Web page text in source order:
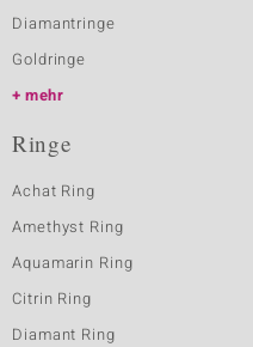
Diamantringe
Goldringe
mehr
Ringe
Achat Ring
Amethyst Ring
Aquamarin Ring
Citrin Ring
Diamant Ring